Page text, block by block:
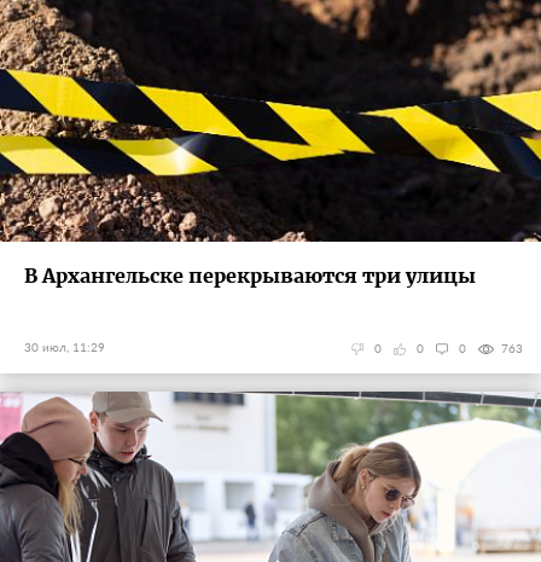
В Архангельске перекрываются три улицы
30 июл, 11:29 763
0
0
0